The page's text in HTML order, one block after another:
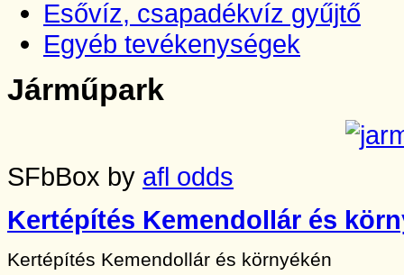
Esővíz, csapadékvíz gyűjtő
Egyéb tevékenységek
Járműpark
SFbBox by afl odds
Kertépítés Kemendollár és
Kertépítés Kemendollár és környékén